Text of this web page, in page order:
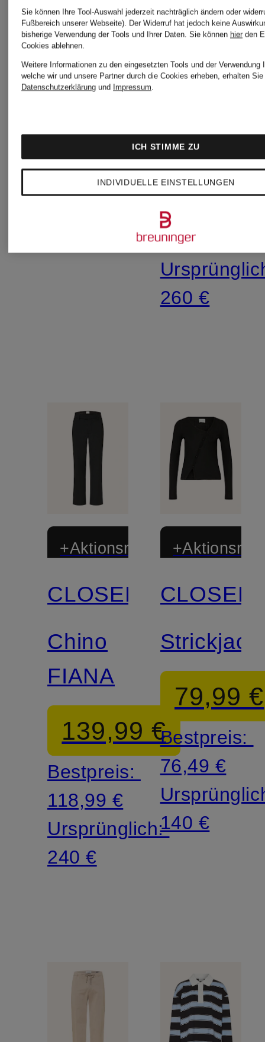
Zertifiziert
CLOSED
Skinny
139,99 €
CLOSED
Wide
Jeans
GILLAN
139,99
Bestpreis:
135,99 €
260 €
+Aktionsrabatt
Zertifiziert
CLOSED
Chino
FIANA
139,99 €
Bestpreis:
118,99 €
Ursprünglich:
240 €
Zertifiziert
CLOSED
79,99 €
Bestpreis:
76,49 €
140 €
Sie können Ihre Tool-Auswahl jederzeit nachträglich ändern oder
Fußbereich unserer Webseite). Der Widerruf hat jedoch keine
bisherige Verwendung der Tools und Ihrer Daten. Sie können hier den
Cookies ablehnen.
Weitere Informationen zu den eingesetzten Tools und der Verwendung
welche wir und unsere Partner durch die Cookies erheben, erhalten
Datenschutzerklärung und Impressum.
INDIVIDUELLE EINSTELLUNGEN
ICH STIMME ZU